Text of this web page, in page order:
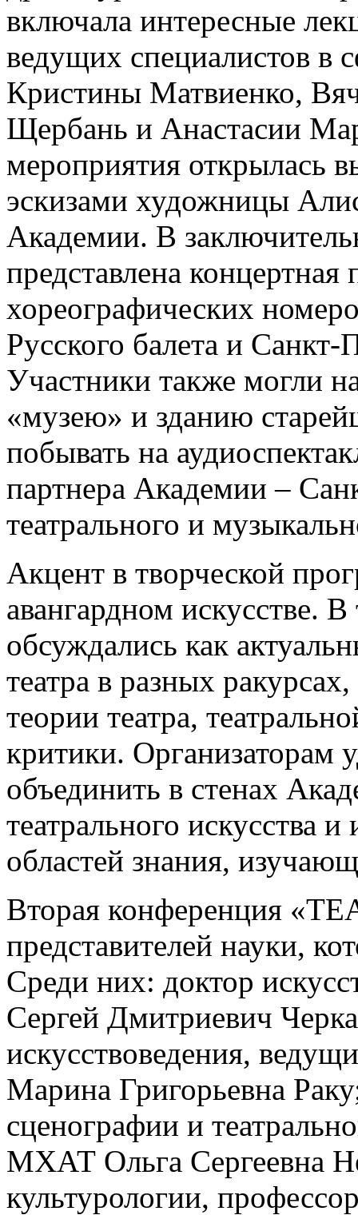
включала интересные
ведущих специалистов в
Кристины Матвиенко,
Щербань и Анастасии
мероприятия открылась
эскизами художницы
Академии. В
представлена концертная
хореографических
Русского балета и Санкт-
Участники также могли
«музею» и зданию
побывать на
партнера Академии –
театрального и
Акцент в творческой
авангардном искусстве.
обсуждались как
театра в разных
теории театра,
критики. Организаторам
объединить в стенах
театрального искусства
областей знания,
Вторая конференция
представителей науки,
Среди них: доктор
Сергей Дмитриевич
искусствоведения,
Марина Григорьевна
сценографии и
МХАТ Ольга Сергеевна
культурологии,